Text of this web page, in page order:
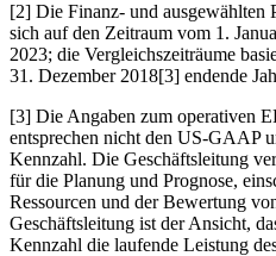
[2] Die Finanz- und ausgewählten
sich auf den Zeitraum vom 1.
2023; die Vergleichszeiträume
31. Dezember 2018[3] endende
[3] Die Angaben zum operativen
entsprechen nicht den US-GAAP
Kennzahl. Die Geschäftsleitung
für die Planung und Prognose,
Ressourcen und der Bewertung
Geschäftsleitung ist der Ansicht,
Kennzahl die laufende Leistung